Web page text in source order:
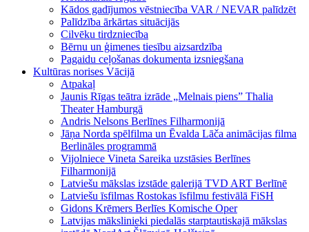
Kādos gadījumos vēstniecība VAR / NEVAR palīdzēt
Palīdzība ārkārtas situācijās
Cilvēku tirdzniecība
Bērnu un ģimenes tiesību aizsardzība
Pagaidu ceļošanas dokumenta izsniegšana
Kultūras norises Vācijā
Atpakaļ
Jaunis Rīgas teātra izrāde „Melnais piens” Thalia
Theater Hamburgā
Andris Nelsons Berlīnes Filharmonijā
Jāņa Norda spēlfilma un Ēvalda Lāča animācijas filma
Berlināles programmā
Vijolniece Vineta Sareika uzstāsies Berlīnes
Filharmonijā
Latviešu mākslas izstāde galerijā TVD ART Berlīnē
Latviešu īsfilmas Rostokas īsfilmu festivālā FiSH
Gidons Krēmers Berlīes Komische Oper
Latvijas mākslinieki piedalās starptautiskajā mākslas